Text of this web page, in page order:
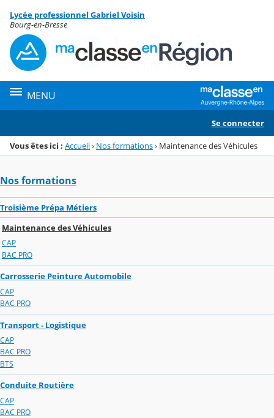
Menu de la rubrique
Contenu
Lycée professionnel Gabriel Voisin
Bourg-en-Bresse
MENU
Se connecter
Vous êtes ici : Accueil› Nos formations› Maintenance des Véhicules
Nos formations
Troisième Prépa Métiers
Maintenance des Véhicules
CAP
BAC PRO
Carrosserie Peinture Automobile
CAP
BAC PRO
Transport - Logistique
CAP
BAC PRO
BTS
Conduite Routière
CAP
BAC PRO